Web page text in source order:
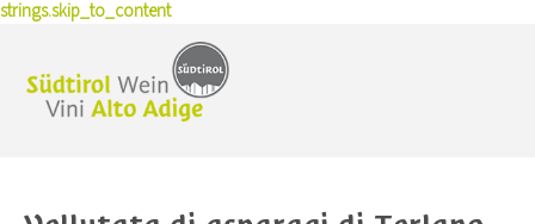
strings.skip_to_content
Toolbox per la carta dei vini